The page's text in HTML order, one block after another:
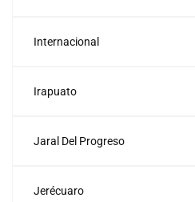
Internacional
Irapuato
Jaral Del Progreso
Jerécuaro